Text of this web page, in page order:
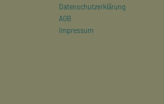
Datenschutzerklärung
AGB
Impressum